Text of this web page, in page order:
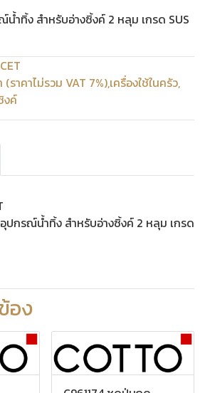
ำทิ้ง สำหรับอ่างซิ้งค์ 2 หลุม เกรด SUS
(ราคาไม่รวม VAT 7%),เครื่องใช้ในครัว,
งค์
ปกรณ์น้ำทิ้ง สำหรับอ่างซิ้งค์ 2 หลุม เกรด
อง